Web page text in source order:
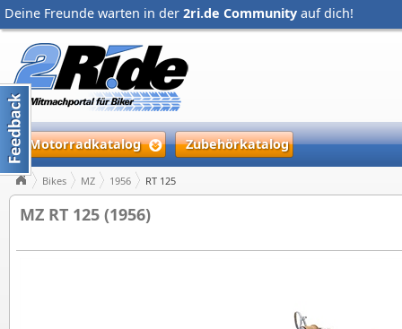
Deine Freunde warten in der 2ri.de Community auf dich!
Motorradkatalog Zubehörkatalog
Bikes MZ 1956 RT 125
MZ RT 125 (1956)